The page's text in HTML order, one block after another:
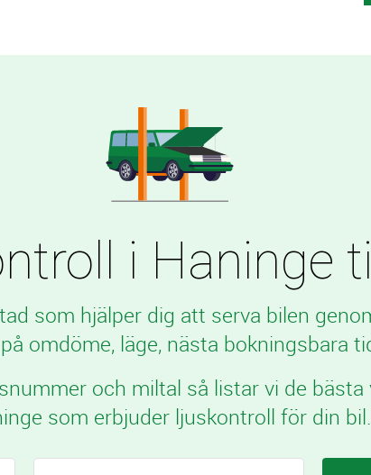
i Haninge
som hjälper dig att serva bilen
omdöme, läge, nästa bokningsbara
och miltal så listar vi de bästa
som erbjuder ljuskontroll för din bil.